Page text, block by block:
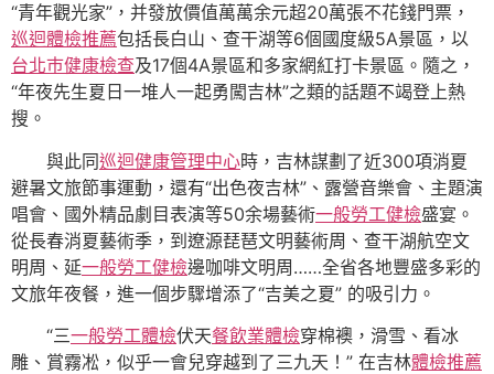
“青年觀光家”，并發放價值萬萬余元超20萬張不花錢門票，
巡迴體檢推薦包括長白山、查干湖等6個國度級5A景區，以
台北巿健康檢查及17個4A景區和多家網紅打卡景區。隨之，
“年夜先生夏日一堆人一起勇闖吉林”之類的話題不竭登上熱
搜。
與此同巡迴健康管理中心時，吉林謀劃了近300項消夏
避暑文旅節事運動，還有“出色夜吉林”、露營音樂會、主題演
唱會、國外精品劇目表演等50余場藝術一般勞工健檢盛宴。
從長春消夏藝術季，到遼源琵琶文明藝術周、查干湖航空文
明周、延一般勞工健檢邊咖啡文明周……全省各地豐盛多彩的
文旅年夜餐，進一個步驟增添了“吉美之夏” 的吸引力。
“三一般勞工體檢伏天餐飲業體檢穿棉襖，滑雪、看冰
雕、賞霧凇，似乎一會兒穿越到了三九天！” 在吉林體檢推薦